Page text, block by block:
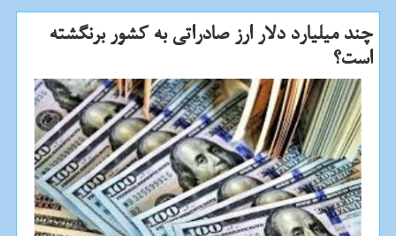
چند میلیارد دلار ارز صادراتی به كشور برنگشته
است؟